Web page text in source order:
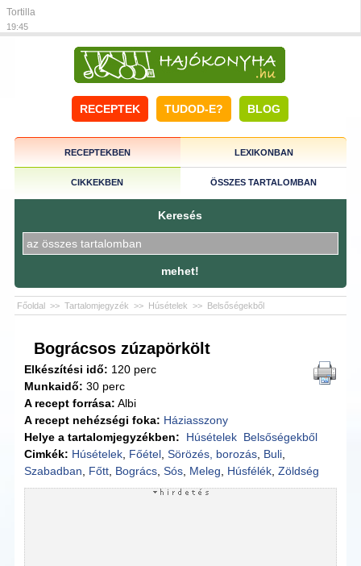
Tortilla
19:45
RECEPTEK TUDOD-E? BLOG
RECEPTEKBEN LEXIKONBAN
CIKKEKBEN ÖSSZES TARTALOMBAN
Keresés
mehet!
Főoldal >> Tartalomjegyzék >> Húsételek >> Belsőségekből
Bográcsos zúzapörkölt
Elkészítési idő: 120 perc
Munkaidő: 30 perc
A recept forrása: Albi
A recept nehézségi foka: Háziasszony
Helye a tartalomjegyzékben:
Húsételek Belsőségekből
Cimkék: Húsételek Főétel ,Sörözés, borozás Buli
Szabadban
Főtt Bogrács ,Sós Meleg Húsfélék ,Zöldség